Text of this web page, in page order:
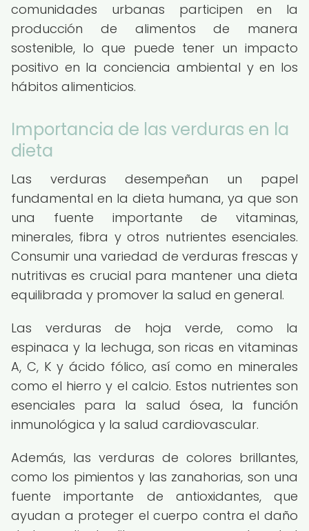
comunidades urbanas participen en la
producción de alimentos de manera
sostenible, lo que puede tener un impacto
positivo en la conciencia ambiental y en los
hábitos alimenticios.
Importancia de las verduras en la
dieta
Las verduras desempeñan un papel
fundamental en la dieta humana, ya que son
una fuente importante de vitaminas,
minerales, fibra y otros nutrientes esenciales.
Consumir una variedad de verduras frescas y
nutritivas es crucial para mantener una dieta
equilibrada y promover la salud en general.
Las verduras de hoja verde, como la
espinaca y la lechuga, son ricas en vitaminas
A, C, K y ácido fólico, así como en minerales
como el hierro y el calcio. Estos nutrientes son
esenciales para la salud ósea, la función
inmunológica y la salud cardiovascular.
Además, las verduras de colores brillantes,
como los pimientos y las zanahorias, son una
fuente importante de antioxidantes, que
ayudan a proteger el cuerpo contra el daño